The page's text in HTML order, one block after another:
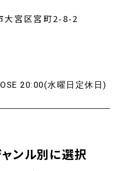
大宮区宮町2-8-2
20:00(水曜日定休日)
ンル別に選択